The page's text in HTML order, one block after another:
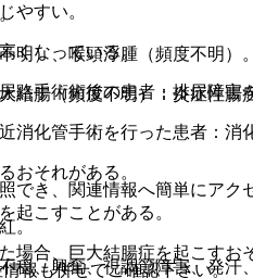
やすい。
くなっている。
手術術後の患者：排尿障害
化管手術を行った患者：消
おそれがある。
起こすことがある。
合、巨大結腸症を起こすお
）、喉頭浮腫（頻度不明）。
腸（頻度不明）：炎症性腸
。
、興奮、視調節障害、発汗
き、関連情報へ簡単にアク
報も併せてご確認下さい。